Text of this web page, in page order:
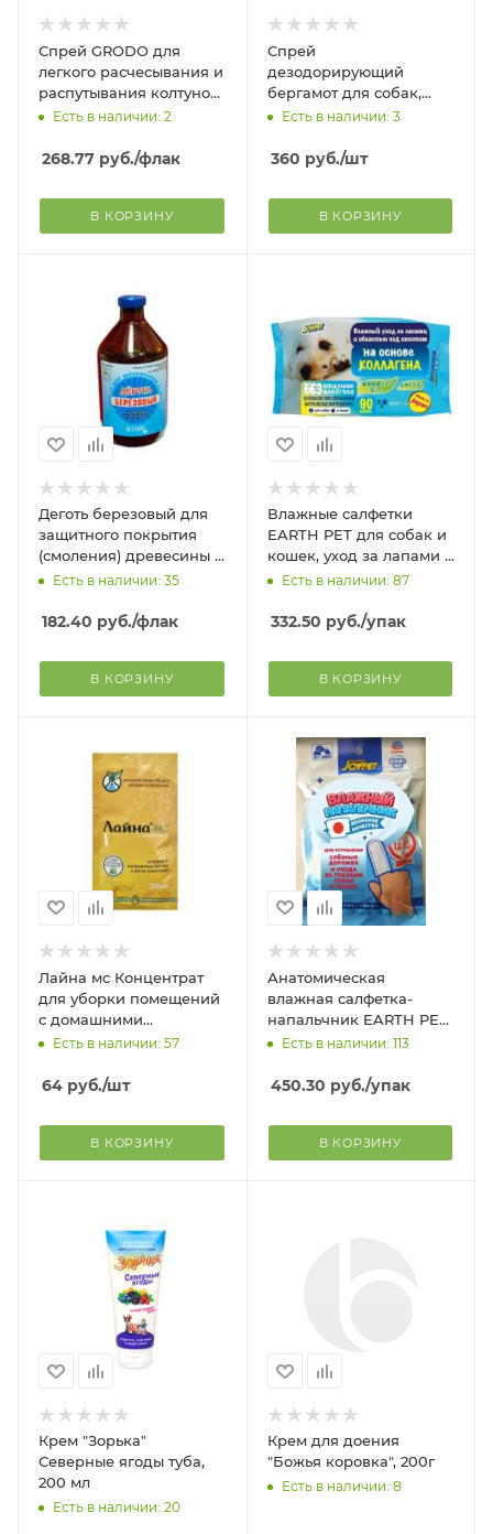
Спрей GRODO для
легкого расчесывания и
распутывания колтунов,
150 мл
Есть в наличии: 2
268.77 руб./флак
В КОРЗИНУ
Спрей
дезодорирующий
бергамот для собак,
кошек, хорьков, 200 мл
Есть в наличии: 3
360 руб./шт
В КОРЗИНУ
Деготь березовый для
защитного покрытия
(смоления) древесины и
обработки кожаных
Есть в наличии: 35
182.40 руб./флак
В КОРЗИНУ
Влажные салфетки
EARTH PET для собак и
кошек, уход за лапами и
областью под хвостом,
Есть в наличии: 87
332.50 руб./упак
В КОРЗИНУ
Лайна мс Концентрат
для уборки помещений
с домашними
животными, запах
Есть в наличии: 57
64 руб./шт
В КОРЗИНУ
Анатомическая
влажная салфетка-
напальчник EARTH PET
устранение слёзных
собак, 35 шт
Есть в наличии: 113
450.30 руб./упак
В КОРЗИНУ
Крем "Зорька"
Северные ягоды туба,
200 мл
Есть в наличии: 20
Крем для доения
"Божья коровка", 200г
Есть в наличии: 8